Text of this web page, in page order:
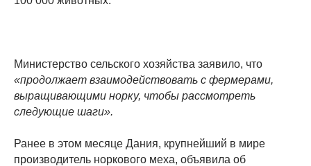
Министерство сельского хозяйства заявило, что
«продолжает взаимодействовать с фермерами,
выращивающими норку, чтобы рассмотреть
следующие шаги».
Ранее в этом месяце Дания, крупнейший в мире
производитель норкового меха, объявила об